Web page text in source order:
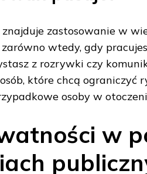
zastosowanie w
wtedy, gdy
z rozrywki czy
które chcą ograniczyć
osoby w
w